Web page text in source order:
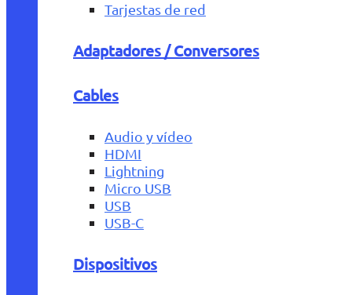
Tarjestas de red
Adaptadores / Conversores
Cables
Audio y vídeo
HDMI
Lightning
Micro USB
USB
USB-C
Dispositivos